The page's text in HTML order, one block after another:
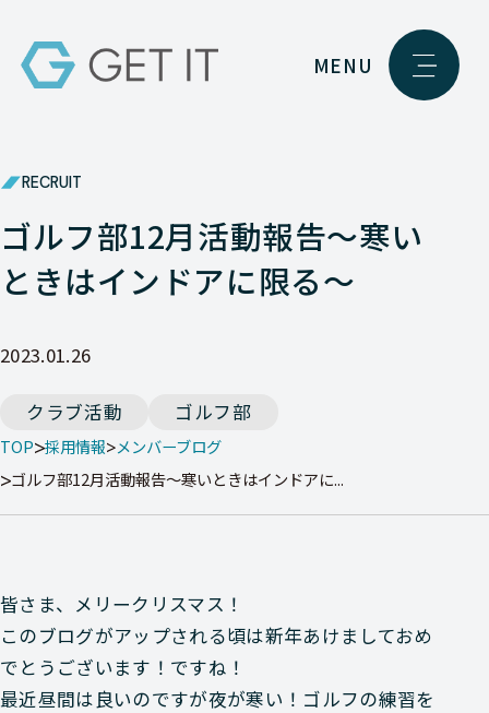
MENU
RECRUIT
ゴルフ部12月活動報告～寒い
ときはインドアに限る～
2023.01.26
クラブ活動 ゴルフ部
TOP 採用情報 メンバーブログ
ゴルフ部12月活動報告～寒いときはインドアに...
皆さま、メリークリスマス！
このブログがアップされる頃は新年あけましておめ
でとうございます！ですね！
最近昼間は良いのですが夜が寒い！ゴルフの練習を